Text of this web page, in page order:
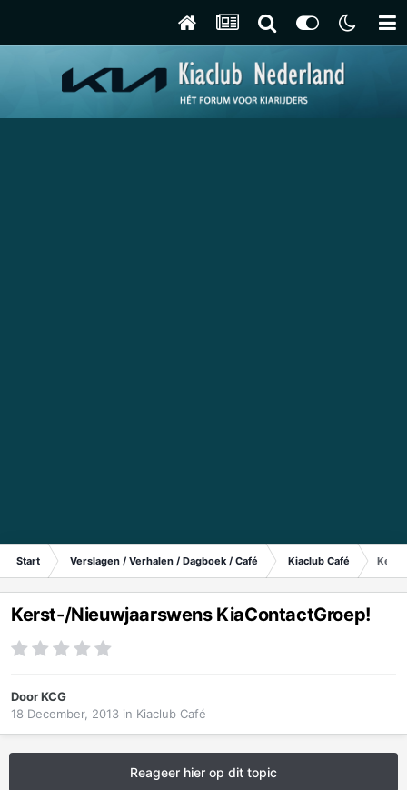
Start Verslagen / Verhalen / Dagboek / Café Kiaclub Café
Kerst-/Nieuwjaarswens KiaContactGroep!
DoorKCG
18 December, 2013 in Kiaclub Café
Reageer hier op dit topic